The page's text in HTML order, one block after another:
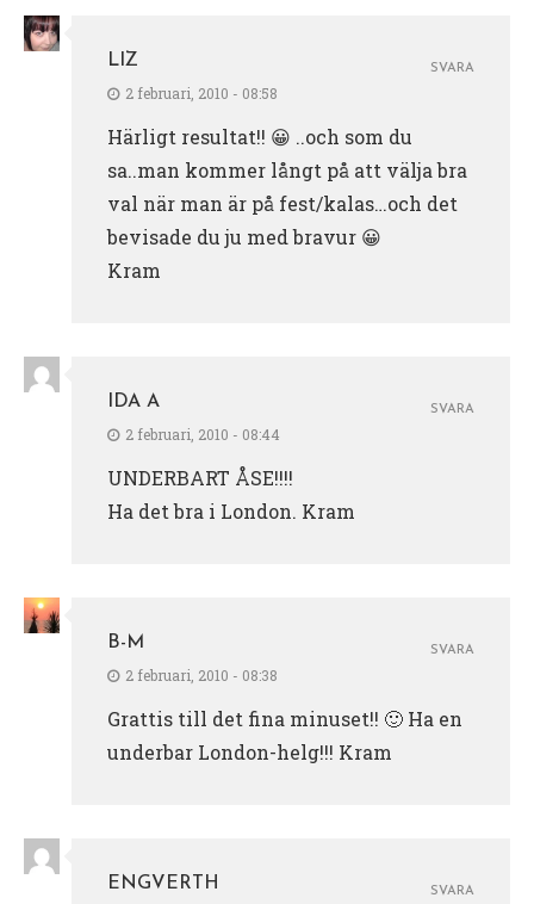
LIZ
2 februari, 2010 - 08:58
Härligt resultat!! 😀 ..och som du
sa..man kommer långt på att välja bra
val när man är på fest/kalas…och det
bevisade du ju med bravur 😀
Kram
SVARA
IDA A
2 februari, 2010 - 08:44
UNDERBART ÅSE!!!!
Ha det bra i London. Kram
SVARA
B-M
2 februari, 2010 - 08:38
Grattis till det fina minuset!! 🙂 Ha en
underbar London-helg!!! Kram
SVARA
ENGVERTH
SVARA